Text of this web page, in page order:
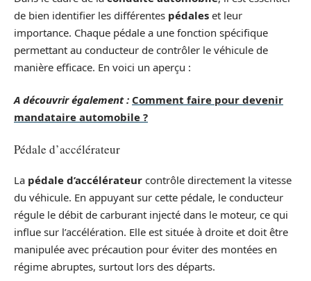
de bien identifier les différentes pédales et leur
importance. Chaque pédale a une fonction spécifique
permettant au conducteur de contrôler le véhicule de
manière efficace. En voici un aperçu :
A découvrir également : Comment faire pour devenir
mandataire automobile ?
Pédale d’accélérateur
La pédale d’accélérateur contrôle directement la vitesse
du véhicule. En appuyant sur cette pédale, le conducteur
régule le débit de carburant injecté dans le moteur, ce qui
influe sur l’accélération. Elle est située à droite et doit être
manipulée avec précaution pour éviter des montées en
régime abruptes, surtout lors des départs.